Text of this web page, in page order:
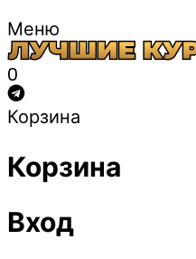
Меню
0
Корзина
Корзина
Вход